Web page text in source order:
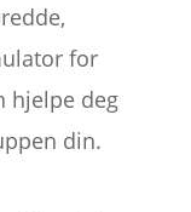
for
hjelpe deg
din.